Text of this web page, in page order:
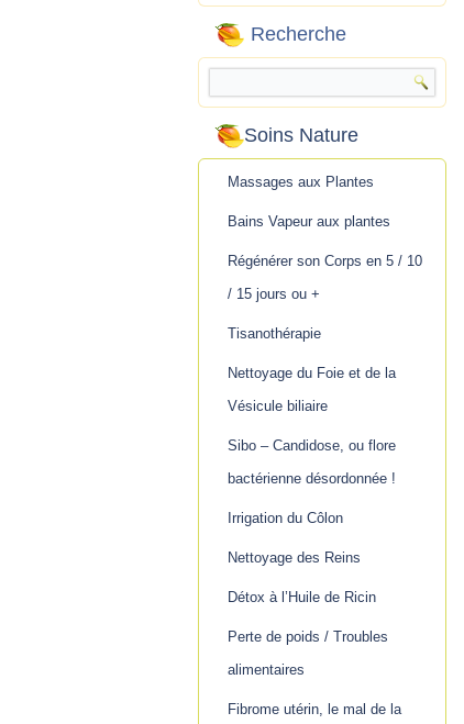
Recherche
Soins Nature
Massages aux Plantes
Bains Vapeur aux plantes
Régénérer son Corps en 5 / 10
/ 15 jours ou +
Tisanothérapie
Nettoyage du Foie et de la
Vésicule biliaire
Sibo – Candidose, ou flore
bactérienne désordonnée !
Irrigation du Côlon
Nettoyage des Reins
Détox à l’Huile de Ricin
Perte de poids / Troubles
alimentaires
Fibrome utérin, le mal de la